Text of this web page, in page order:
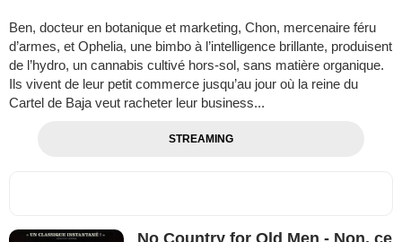
Ben, docteur en botanique et marketing, Chon, mercenaire féru
d’armes, et Ophelia, une bimbo à l’intelligence brillante, produisent
de l’hydro, un cannabis cultivé hors-sol, sans matière organique.
Ils vivent de leur petit commerce jusqu’au jour où la reine du
Cartel de Baja veut racheter leur business...
STREAMING